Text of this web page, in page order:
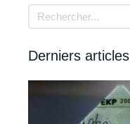
Rechercher
Derniers articles